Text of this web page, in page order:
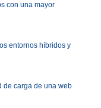
con una mayor
entornos híbridos y
de carga de una web